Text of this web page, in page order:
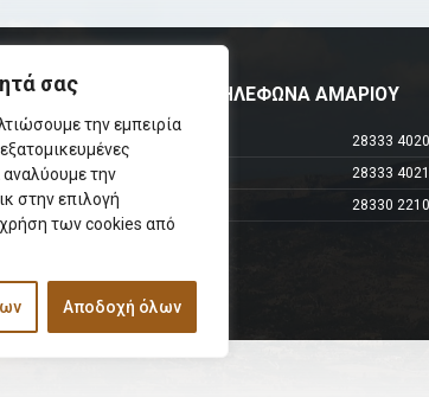
σας
την εμπειρία
αναλύουμε την
στην επιλογή
των cookies από
Αποδοχή όλων
Δ.Σ
ΧΡΗΣΙΜΑ ΤΗΛΕΦΩΝΑ ΑΜΑΡΙΟΥ
Τηλεφωνικό Κέντρο
28333
Δήμαρχος
28333
Φαξ
28330